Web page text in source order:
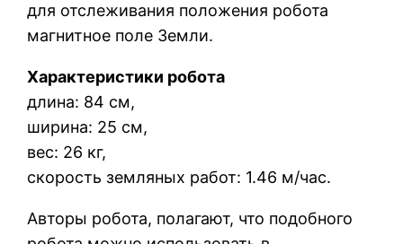
для отслеживания положения робота
магнитное поле Земли.
Характеристики робота
длина: 84 см,
ширина: 25 см,
вес: 26 кг,
скорость земляных работ: 1.46 м/час.
Авторы робота, полагают, что подобного